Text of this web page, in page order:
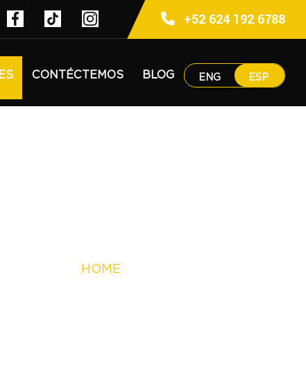
+52 624 192 6788
CONTÉCTEMOS BLOG ENG ESP
HOME